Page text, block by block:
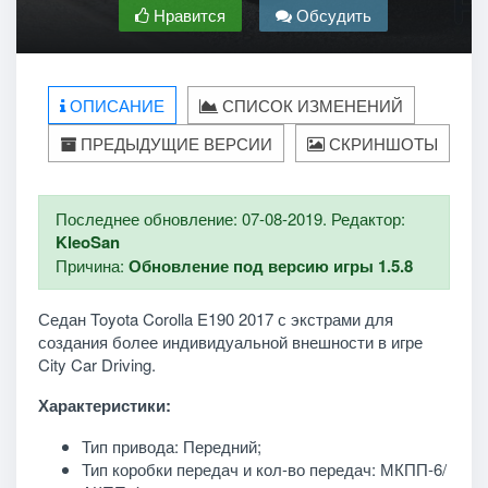
Нравится Обсудить
ОПИСАНИЕ
СПИСОК ИЗМЕНЕНИЙ
ПРЕДЫДУЩИЕ ВЕРСИИ
СКРИНШОТЫ
Последнее обновление: 07-08-2019. Редактор:
KleoSan
Причина: Обновление под версию игры 1.5.8
Седан Toyota Corolla E190 2017 с экстрами для
создания более индивидуальной внешности в игре
City Car Driving.
Характеристики:
Тип привода: Передний;
Тип коробки передач и кол-во передач: МКПП-6/